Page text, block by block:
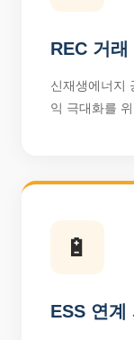
REC 거래
신재생에너지
익 극대화를
🔋
ESS 연계